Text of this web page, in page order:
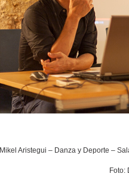
Mikel Aristegui – Danza y Deporte –
Foto: